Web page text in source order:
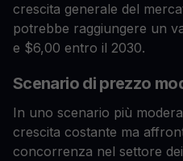
crescita generale del
potrebbe raggiungere un
e $6,00 entro il 2030.
Scenario di prezzo
In uno scenario più
crescita costante ma
concorrenza nel settore